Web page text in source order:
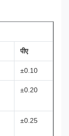
पीए
±0.10
±0.20
±0.25